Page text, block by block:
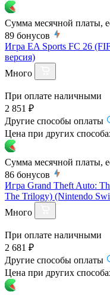
Сумма месячной платы,
89 бонусов
Игра EA Sports FC 26
версия)
Много
При оплате наличными
2 851 ₽
Другие способы оплаты
Цена при других
Сумма месячной платы,
86 бонусов
Игра Grand Theft Auto:
The Trilogy) (Nintendo
Много
При оплате наличными
2 681 ₽
Другие способы оплаты
Цена при других